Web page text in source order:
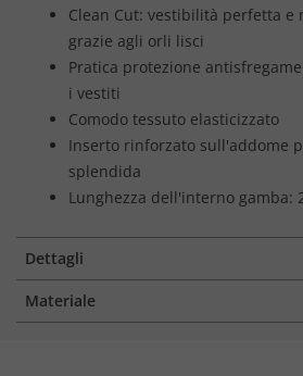
Clean Cut: vestibilità perfetta e
grazie agli orli lisci
Pratica protezione
i vestiti
Comodo tessuto elasticizzato
Inserto rinforzato sull'addome
splendida
Lunghezza dell'interno gamba:
Dettagli
Materiale